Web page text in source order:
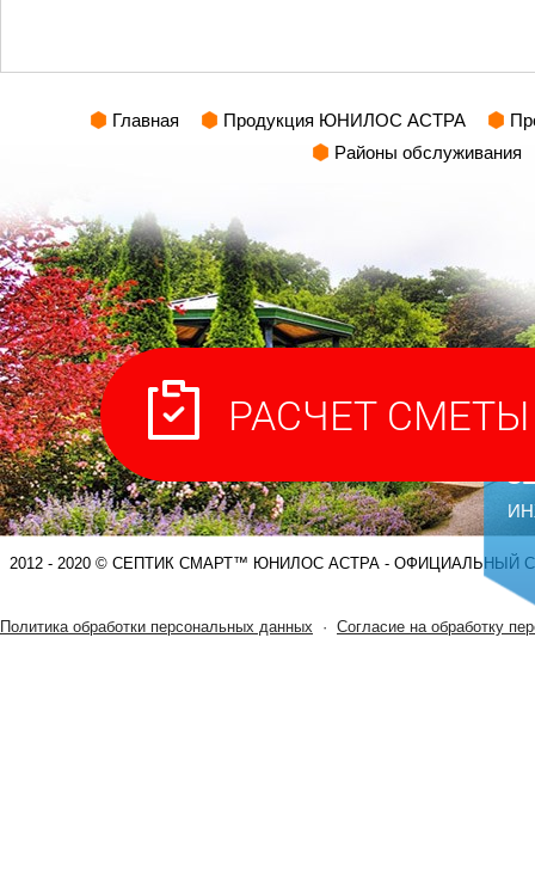
Главная Продукция ЮНИЛОС АСТРА
Районы обслуживания
2012 - 2020 © СЕПТИК СМАРТ™ ЮНИЛОС АСТРА - ОФИЦИАЛЬНЫЙ
Политика обработки персональных данных · Согласие на обработку